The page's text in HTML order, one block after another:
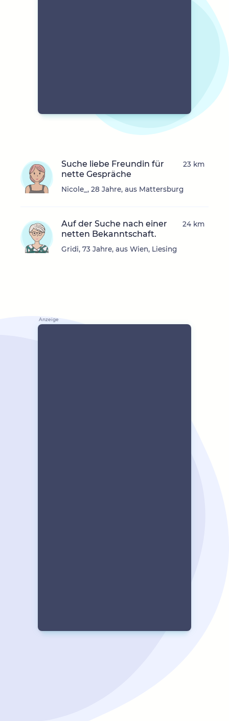
Suche liebe Freundin für
nette Gespräche
Nicole_, 28 Jahre, aus Mattersburg
23 km
Auf der Suche nach einer
netten Bekanntschaft.
Gridi, 73 Jahre, aus Wien, Liesing
24 km